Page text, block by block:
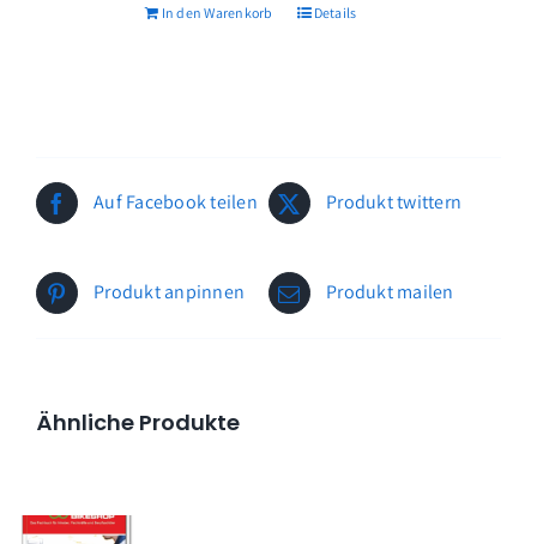
In den Warenkorb Details
Auf Facebook teilen Produkt twittern
Produkt anpinnen Produkt mailen
Ähnliche Produkte